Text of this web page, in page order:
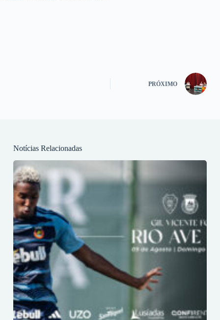
PRÓXIMO
Notícias Relacionadas